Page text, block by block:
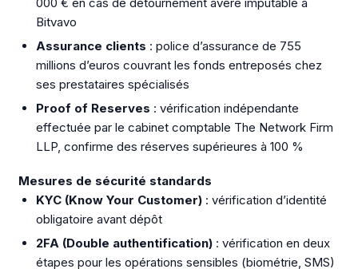
Bitvavo
Assurance clients : police d’assurance de 755
millions d’euros couvrant les fonds entreposés chez
ses prestataires spécialisés
Proof of Reserves : vérification indépendante
effectuée par le cabinet comptable The Network Firm
LLP, confirme des réserves supérieures à 100 %
Mesures de sécurité standards
KYC (Know Your Customer) : vérification d’identité
obligatoire avant dépôt
2FA (Double authentification) : vérification en deux
étapes pour les opérations sensibles (biométrie, SMS)